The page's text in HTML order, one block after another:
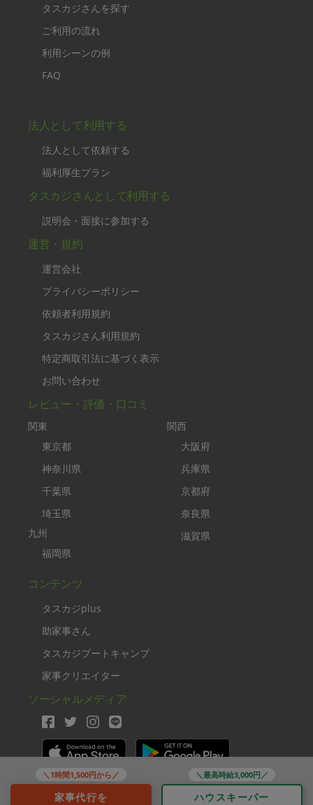
＼1時間1,500円から／
家事代行を
＼最高時給3,000円／
ハウスキーパー
タスカジさんを探す
ご利用の流れ
利用シーンの例
FAQ
法人として利用する
法人として依頼する
福利厚生プラン
タスカジさんとして利用する
説明会・面接に参加する
運営・規約
運営会社
プライバシーポリシー
依頼者利用規約
タスカジさん利用規約
特定商取引法に基づく表示
お問い合わせ
レビュー・評価・口コミ
関東
東京都
神奈川県
千葉県
埼玉県
九州
福岡県
関西
大阪府
兵庫県
京都府
奈良県
滋賀県
コンテンツ
タスカジplus
助家事さん
タスカジブートキャンプ
家事クリエイター
ソーシャルメディア